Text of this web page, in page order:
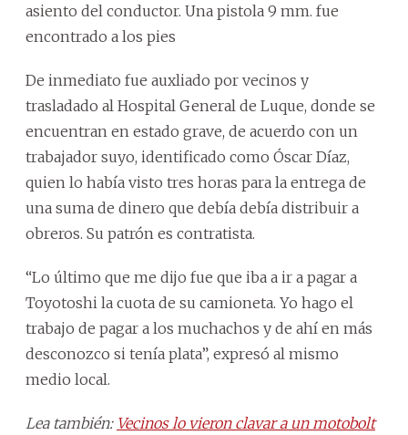
asiento del conductor. Una pistola 9 mm. fue
encontrado a los pies
De inmediato fue auxliado por vecinos y
trasladado al Hospital General de Luque, donde se
encuentran en estado grave, de acuerdo con un
trabajador suyo, identificado como Óscar Díaz,
quien lo había visto tres horas para la entrega de
una suma de dinero que debía debía distribuir a
obreros. Su patrón es contratista.
“Lo último que me dijo fue que iba a ir a pagar a
Toyotoshi la cuota de su camioneta. Yo hago el
trabajo de pagar a los muchachos y de ahí en más
desconozco si tenía plata”, expresó al mismo
medio local.
Lea también: Vecinos lo vieron clavar a un motobolt